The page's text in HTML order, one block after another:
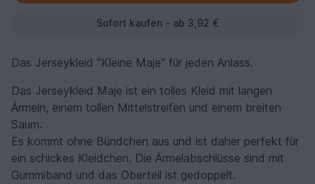
Sofort kaufen - ab 3,92 €
Das Jerseykleid "Kleine Maje" für jeden Anlass.
Das Jerseykleid Maje ist ein tolles Kleid mit langen
Ärmeln, einem tollen Mittelstreifen und einem breiten
Saum.
Es kommt ohne Bündchen aus und ist daher perfekt für
ein schickes Kleidchen. Die Ärmelabschlüsse sind mit
Gummiband und das Oberteil ist gedoppelt.